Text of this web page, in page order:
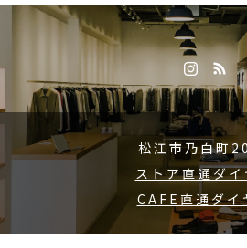
松江市乃白町
ストア直通ダ
CAFE直通ダイ